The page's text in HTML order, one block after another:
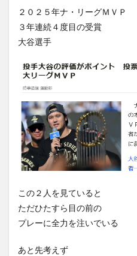
２０２５年ナ・リーグＭＶＰ
３年連続４度目の受賞
大谷選手
この２人を見ていると
ただひたすら目の前の
プレーに全力を注いでいる
あと先考えず